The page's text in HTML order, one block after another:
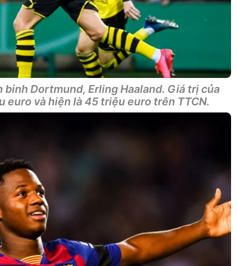
binh Dortmund, Erling Haaland. Giá trị của
và hiện là 45 triệu euro trên TTCN.